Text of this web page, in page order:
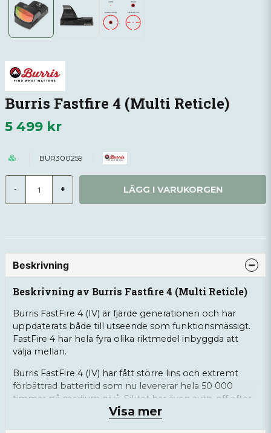
Burris Fastfire 4 (Multi Reticle)
5 499 kr
BUR300259
- + LÄGG I VARUKORGEN
Beskrivning
Beskrivning av Burris Fastfire 4 (Multi Reticle)
Burris FastFire 4 (IV) är fjärde generationen och har
uppdaterats både till utseende som funktionsmässigt.
FastFire 4 har hela fyra olika riktmedel inbyggda att
välja mellan.
Burris FastFire 4 (IV) har fått större lins och extremt
förbättrad batteritid som nu levererar hela 50 000
timmar på medium nivå. Siktet har även auto-off efter
åtta timmars inaktivitet.Visa mer